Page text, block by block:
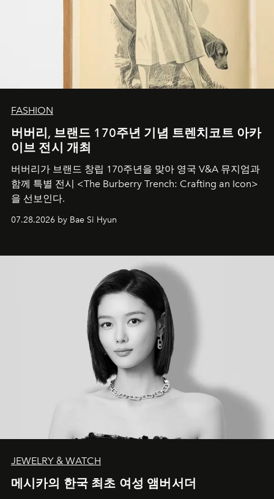
FASHION
버버리, 브랜드 170주년 기념 트렌치코트 아카
이브 전시 개최
버버리가 브랜드 창립 170주년을 맞아 영국 V&A 뮤지엄과
함께 특별 전시 <The Burberry Trench: Crafting an Icon>
을 선보인다.
07.28.2026 by Bae Si Hyun
JEWELRY & WATCH
메시카의 한국 최초 여성 앰버서더